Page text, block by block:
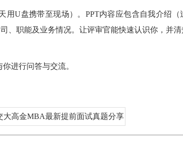
用U盘携带至现场）。PPT内容应包含自我介绍
、职能及业务情况。让评审官能快速认识你，并
进行问答与交流。